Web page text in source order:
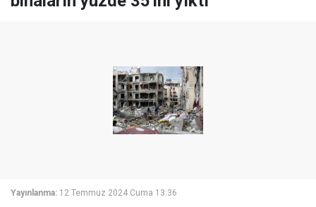
Yayınlanma: 12 Temmuz 2024 Cuma 13:36